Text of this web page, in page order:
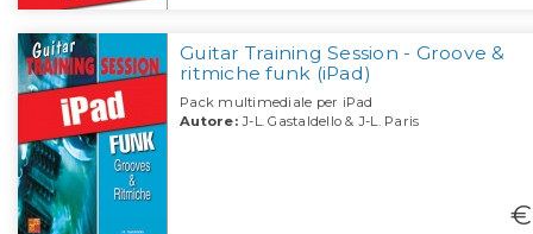
Guitar Training Session - Groove &
ritmiche funk (iPad)
Pack multimediale per iPad
Autore:J-L. Gastaldello & J-L. Paris